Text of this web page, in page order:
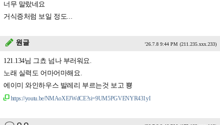
너무 말랐네요
거식증처럼 보일 정도...
원글 '26.7.8 9:44 PM (211.235.xxx.233)
121.134님 그쵸 넘나 부러워요.
노래 실력도 어마어마해요.
에이미 와인하우스 발레리 부르는것 보고 뿅
https://youtu.be/NMAoXEJWdCE?si=9UM5PGVENYR431yI